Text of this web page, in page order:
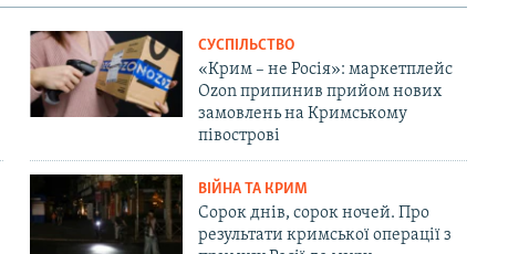
СУСПІЛЬСТВО
«Крим – не Росія»: маркетплейс
Ozon припинив прийом нових
замовлень на Кримському
півострові
ВІЙНА ТА КРИМ
Сорок днів, сорок ночей. Про
результати кримської операції з